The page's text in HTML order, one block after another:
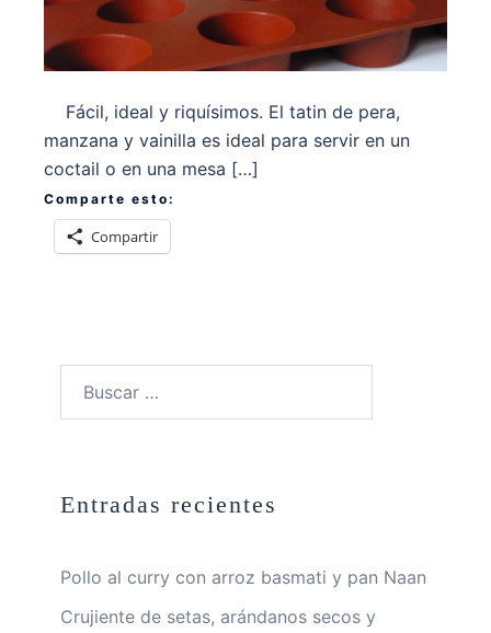
Fácil, ideal y riquísimos. El tatin de pera,
manzana y vainilla es ideal para servir en un
coctail o en una mesa […]
Comparte esto:
Compartir
Entradas recientes
Pollo al curry con arroz basmati y pan Naan
Crujiente de setas, arándanos secos y